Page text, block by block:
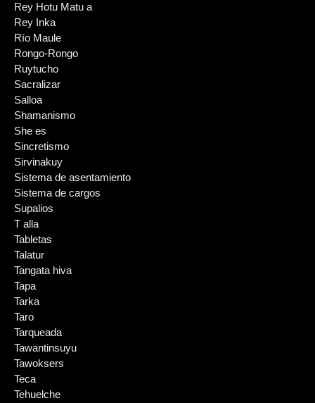
Rey Hotu Matu a
Rey Inka
Río Maule
Rongo-Rongo
Ruytucho
Sacralizar
Salloa
Shamanismo
She es
Sincretismo
Sirvinakuy
Sistema de asentamiento
Sistema de cargos
Supalios
T alla
Tabletas
Talatur
Tangata hiva
Tapa
Tarka
Taro
Tarqueada
Tawantinsuyu
Tawoksers
Teca
Tehuelche